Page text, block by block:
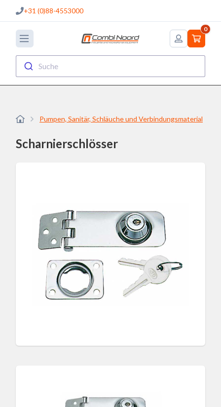
+31 (0)88-4553000
0
Suche
Pumpen, Sanitär, Schläuche und Verbindungsmaterial
Scharnierschlösser